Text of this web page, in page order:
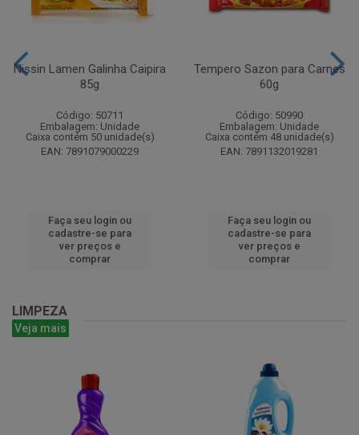
Nissin Lamen Galinha Caipira
85g
Código: 50711
Embalagem: Unidade
Caixa contém 50 unidade(s)
EAN: 7891079000229
Faça seu login ou
cadastre-se para
ver preços e
comprar
Tempero Sazon para Carnes
60g
Código: 50990
Embalagem: Unidade
Caixa contém 48 unidade(s)
EAN: 7891132019281
Faça seu login ou
cadastre-se para
ver preços e
comprar
LIMPEZA
Veja mais